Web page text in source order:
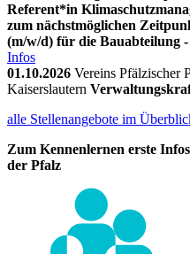
Referent*in
zum nächstmöglichen
(m/w/d) für die Bauabteilung
Infos
01.10.2026 Vereins Pfälzischer
Kaiserslautern
alle Stellenangebote im
Zum Kennenlernen erste
der Pfalz